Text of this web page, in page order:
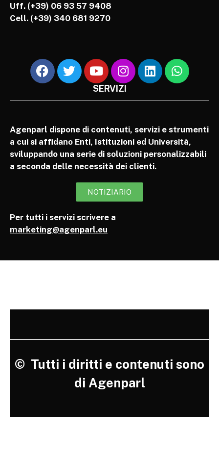
Uff. (+39) 06 93 57 9408
Cell. (+39) 340 681 9270
SERVIZI
Agenparl dispone di contenuti, servizi e strumenti
a cui si affidano Enti, Istituzioni ed Università,
sviluppando una serie di soluzioni personalizzabili
a seconda delle necessità dei clienti.
NOTIZIARIO
Per tutti i servizi scrivere a
marketing@agenparl.eu
© Tutti i diritti e contenuti sono
di Agenparl